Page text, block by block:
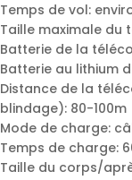
Temps de vol:
Taille maximale du
Batterie de la
Batterie au lithium
Distance de la
blindage): 80-100m
Mode de charge:
Temps de charge:
Taille du corps/